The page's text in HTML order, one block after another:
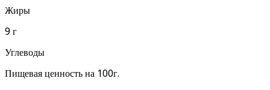
Жиры
9 г
Углеводы
Пищевая ценность на 100г.